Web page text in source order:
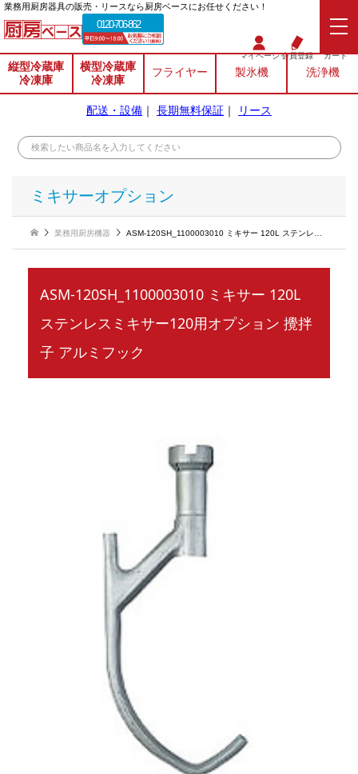
業務⽤厨房器具の販売・リースなら厨房ベースにお任せください！
0120-706-862
マイページ会員登録 カート
縦型冷蔵庫
冷凍庫
横型冷蔵庫
冷凍庫
フライヤー 製氷機 洗浄機
配送・設備 ｜ 長期無料保証 ｜ リース
ミキサーオプション
業務用厨房機器 ASM-120SH_1100003010 ミキサー 120L ステンレスミキサー120用オプション 攪拌子 アルミフック
ASM-120SH_1100003010 ミキサー 120L
ステンレスミキサー120用オプション 攪拌
子 アルミフック